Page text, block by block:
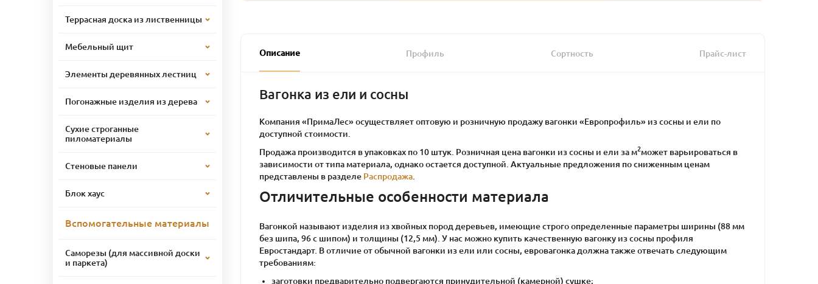
Описание Профиль Сортность Прайс-лист
Вагонка из ели и сосны
Компания «ПримаЛес» осуществляет оптовую и розничную продажу вагонки «Европрофиль» из сосны и ели по
доступной стоимости.
Продажа производится в упаковках по 10 штук. Розничная цена вагонки из сосны и ели за м2может варьироваться в
зависимости от типа материала, однако остается доступной. Актуальные предложения по сниженным ценам
представлены в разделе Распродажа.
Отличительные особенности материала
Вагонкой называют изделия из хвойных пород деревьев, имеющие строго определенные параметры ширины (88 мм
без шипа, 96 с шипом) и толщины (12,5 мм). У нас можно купить качественную вагонку из сосны профиля
Евростандарт. В отличие от обычной вагонки из ели или сосны, евровагонка должна также отвечать следующим
требованиям:
заготовки предварительно подвергаются принудительной (камерной) сушке;
Террасная доска из лиственницы
Мебельный щит
Элементы деревянных лестниц
Погонажные изделия из дерева
Сухие строганные
пиломатериалы
Стеновые панели
Блок хаус
Вспомогательные материалы
Саморезы (для массивной доски
и паркета)